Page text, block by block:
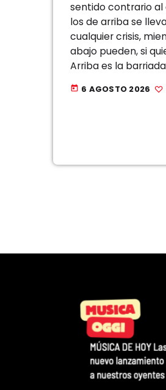
sentido contrario al
los de arriba se
cualquier crisis,
abajo pueden, si
Arriba es la
Alfonso, que sigue
vitola de […]
today 6 AGOSTO 2026